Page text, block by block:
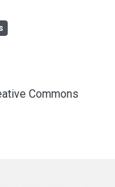
concurso) y me
del marco de
en nuestra
abril de 2013 he
nuevo Grupo de
cuya propuesta y
antecedentes con
para la integración
Commons